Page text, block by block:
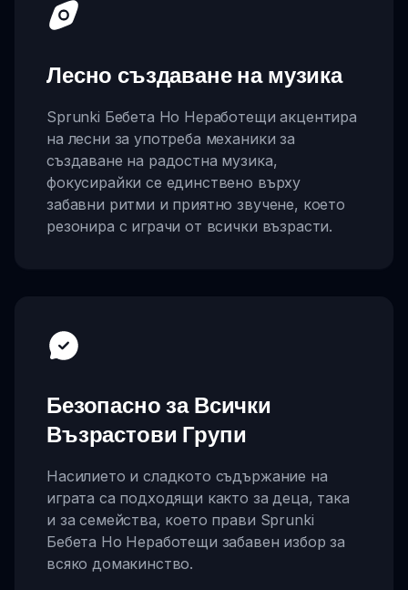
Лесно създаване на музика
Sprunki Бебета Но Неработещи акцентира
на лесни за употреба механики за
създаване на радостна музика,
фокусирайки се единствено върху
забавни ритми и приятно звучене, което
резонира с играчи от всички възрасти.
Безопасно за Всички
Възрастови Групи
Насилието и сладкото съдържание на
играта са подходящи както за деца, така
и за семейства, което прави Sprunki
Бебета Но Неработещи забавен избор за
всяко домакинство.